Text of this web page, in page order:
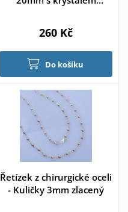
260 Kč
Do košíku
Řetízek z chirurgické oceli
- Kuličky 3mm zlacený